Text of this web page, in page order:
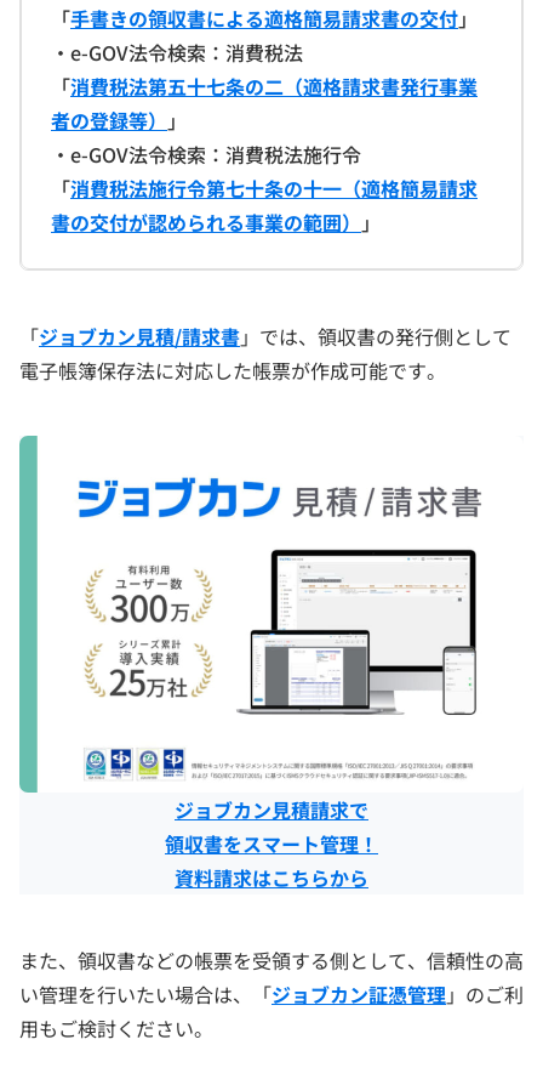
「手書きの領収書による適格簡易請求書の交付」
・e-GOV法令検索：消費税法
「消費税法第五十七条の二（適格請求書発行事業
者の登録等） 」
・e-GOV法令検索：消費税法施行令
「消費税法施行令第七十条の十一（適格簡易請求
書の交付が認められる事業の範囲） 」
「ジョブカン見積/請求書」では、領収書の発行側として
電子帳簿保存法に対応した帳票が作成可能です。
ジョブカン見積請求で
領収書をスマート管理！
資料請求はこちらから
また、領収書などの帳票を受領する側として、信頼性の高
い管理を行いたい場合は、「ジョブカン証憑管理」のご利
用もご検討ください。